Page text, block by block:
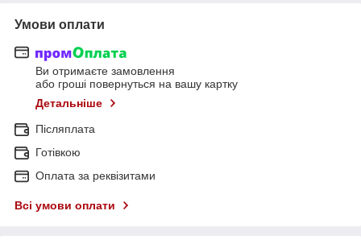
Умови оплати
Ви отримаєте замовлення
або гроші повернуться на вашу картку
Детальніше
Післяплата
Готівкою
Оплата за реквізитами
Всі умови оплати